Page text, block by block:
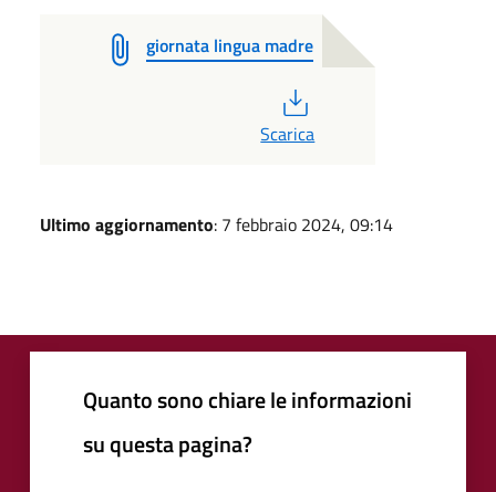
giornata lingua madre
Scarica
Ultimo aggiornamento: 7 febbraio 2024, 09:14
Quanto sono chiare le informazioni
su questa pagina?